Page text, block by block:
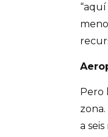
Pero
a